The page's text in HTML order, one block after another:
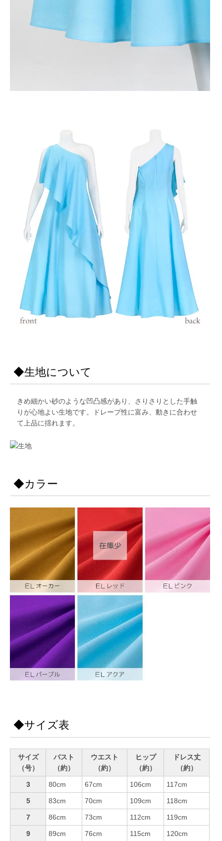
◆生地について
きめ細かい砂のような凹凸感があり、さりさりとした手触
りが心地よい生地です。ドレープ性に富み、動きに合わせ
て上品に揺れます。
◆カラー
◆サイズ表
サイズ
（号）
バスト
（約）
ウエスト
（約）
ヒップ
（約）
ドレス丈
（約）
3 80cm 67cm 106cm 117cm
5 83cm 70cm 109cm 118cm
7 86cm 73cm 112cm 119cm
9 89cm 76cm 115cm 120cm